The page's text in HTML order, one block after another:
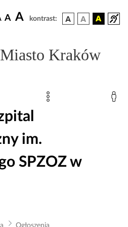
A A kontrast:
Miasto Kraków
im.
SPZOZ w